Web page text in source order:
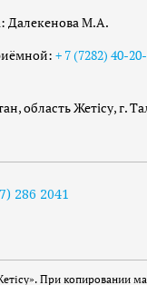
Далекенова М.А.
+ 7 (7282) 40-
область Жетісу, г.
286 2041
При копировании